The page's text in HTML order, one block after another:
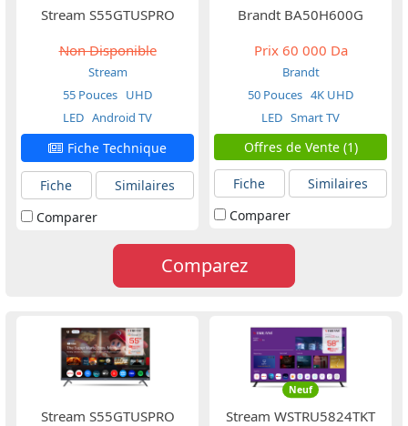
Stream S55GTUSPRO
Non Disponible
Stream
55 Pouces UHD
LED Android TV
Fiche Technique
Fiche
Similaires
Comparer
Brandt BA50H600G
Prix60 000 Da
Brandt
50 Pouces 4K UHD
LED Smart TV
Offres de Vente (1)
Fiche
Similaires
Comparer
Comparez
Stream S55GTUSPRO
Neuf
Stream WSTRU5824TKT